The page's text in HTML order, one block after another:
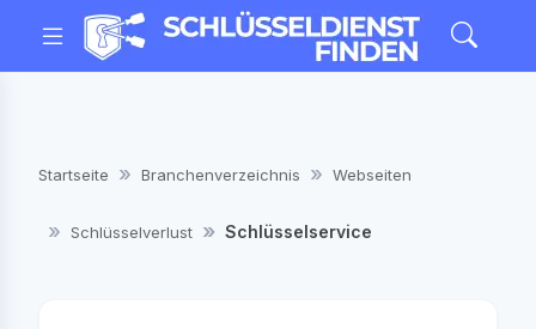
Startseite Branchenverzeichnis Webseiten
Schlüsselverlust Schlüsselservice